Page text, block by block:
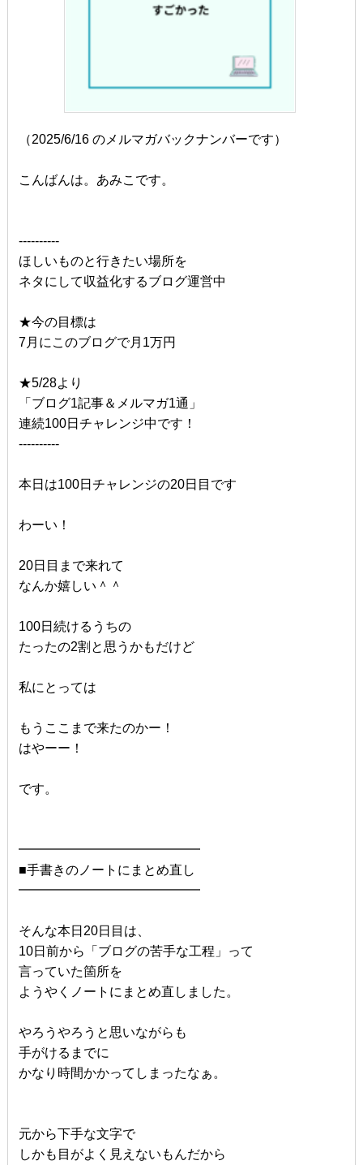
（2025/6/16 のメルマガバックナンバーです）
こんばんは。あみこです。
----------
ほしいものと行きたい場所を
ネタにして収益化するブログ運営中
★今の目標は
7月にこのブログで月1万円
★5/28より
「ブログ1記事＆メルマガ1通」
連続100日チャレンジ中です！
----------
本日は100日チャレンジの20日目です
わーい！
20日目まで来れて
なんか嬉しい＾＾
100日続けるうちの
たったの2割と思うかもだけど
私にとっては
もうここまで来たのかー！
はやーー！
です。
━━━━━━━━━━━━━━
■手書きのノートにまとめ直し
━━━━━━━━━━━━━━
そんな本日20日目は、
10日前から「ブログの苦手な工程」って
言っていた箇所を
ようやくノートにまとめ直しました。
やろうやろうと思いながらも
手がけるまでに
かなり時間かかってしまったなぁ。
元から下手な文字で
しかも目がよく見えないもんだから